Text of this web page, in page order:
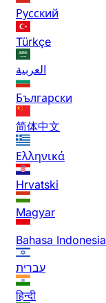
Русский
Türkçe
العربية
Български
简体中文
Ελληνικά
Hrvatski
Magyar
Bahasa Indonesia
עברית
हिन्दी